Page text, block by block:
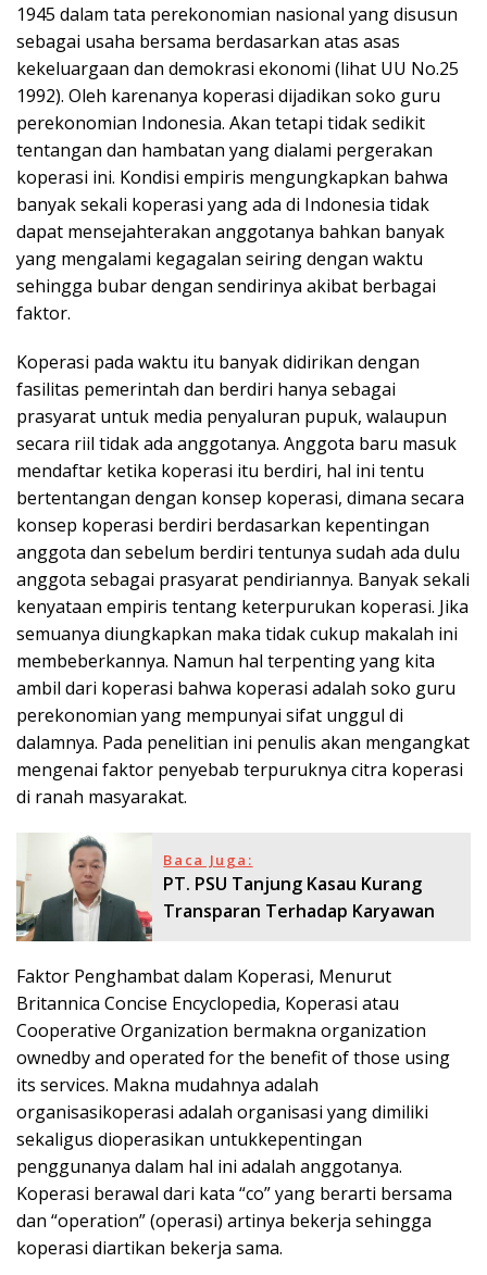
1945 dalam tata perekonomian nasional yang disusun
sebagai usaha bersama berdasarkan atas asas
kekeluargaan dan demokrasi ekonomi (lihat UU No.25
1992). Oleh karenanya koperasi dijadikan soko guru
perekonomian Indonesia. Akan tetapi tidak sedikit
tentangan dan hambatan yang dialami pergerakan
koperasi ini. Kondisi empiris mengungkapkan bahwa
banyak sekali koperasi yang ada di Indonesia tidak
dapat mensejahterakan anggotanya bahkan banyak
yang mengalami kegagalan seiring dengan waktu
sehingga bubar dengan sendirinya akibat berbagai
faktor.
Koperasi pada waktu itu banyak didirikan dengan
fasilitas pemerintah dan berdiri hanya sebagai
prasyarat untuk media penyaluran pupuk, walaupun
secara riil tidak ada anggotanya. Anggota baru masuk
mendaftar ketika koperasi itu berdiri, hal ini tentu
bertentangan dengan konsep koperasi, dimana secara
konsep koperasi berdiri berdasarkan kepentingan
anggota dan sebelum berdiri tentunya sudah ada dulu
anggota sebagai prasyarat pendiriannya. Banyak sekali
kenyataan empiris tentang keterpurukan koperasi. Jika
semuanya diungkapkan maka tidak cukup makalah ini
membeberkannya. Namun hal terpenting yang kita
ambil dari koperasi bahwa koperasi adalah soko guru
perekonomian yang mempunyai sifat unggul di
dalamnya. Pada penelitian ini penulis akan mengangkat
mengenai faktor penyebab terpuruknya citra koperasi
di ranah masyarakat.
Baca Juga:
PT. PSU Tanjung Kasau Kurang
Transparan Terhadap Karyawan
Faktor Penghambat dalam Koperasi, Menurut
Britannica Concise Encyclopedia, Koperasi atau
Cooperative Organization bermakna organization
ownedby and operated for the benefit of those using
its services. Makna mudahnya adalah
organisasikoperasi adalah organisasi yang dimiliki
sekaligus dioperasikan untukkepentingan
penggunanya dalam hal ini adalah anggotanya.
Koperasi berawal dari kata “co” yang berarti bersama
dan “operation” (operasi) artinya bekerja sehingga
koperasi diartikan bekerja sama.